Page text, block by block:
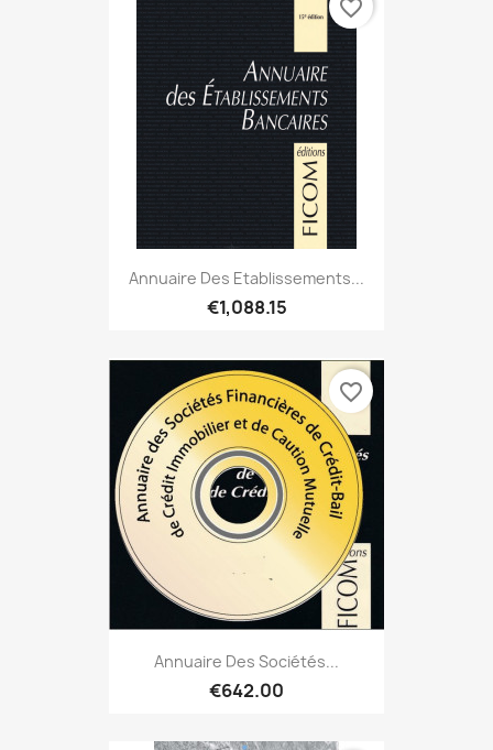
Annuaire Des Etablissements...
€1,088.15
favorite_border
Annuaire Des Sociétés...
€642.00
favorite_border